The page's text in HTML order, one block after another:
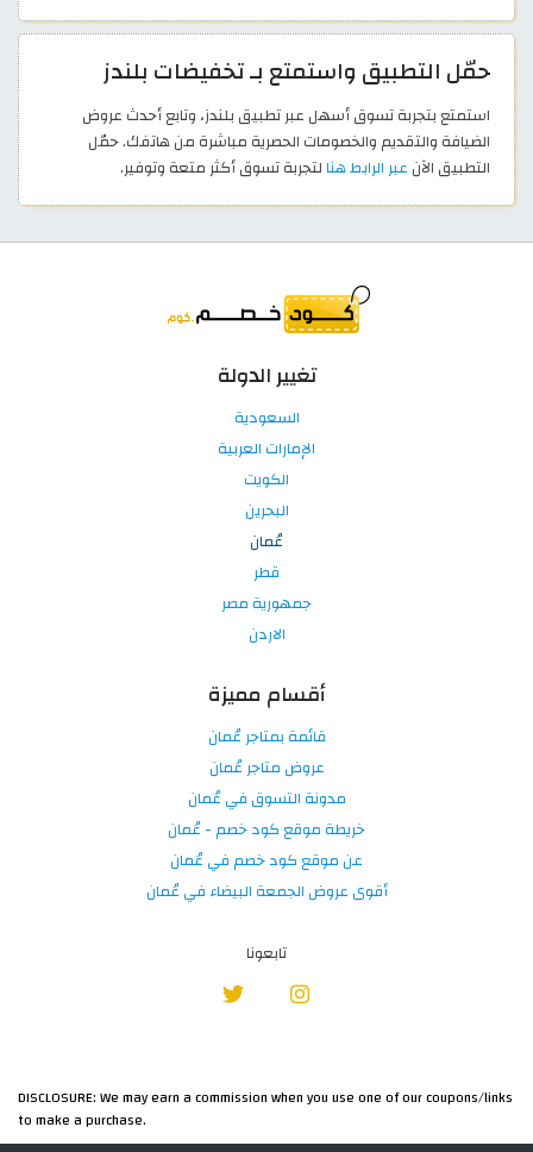
حمّل التطبيق واستمتع بـ تخفيضات بلندز
استمتع بتجربة تسوق أسهل عبر تطبيق بلندز، وتابع أحدث عروض
الضيافة والتقديم والخصومات الحصرية مباشرة من هاتفك. حمّل
التطبيق الآن عبر الرابط هنالتجربة تسوق أكثر متعة وتوفير.
تغيير الدولة
السعودية
الإمارات العربية
الكويت
البحرين
عُمان
قطر
جمهورية مصر
الاردن
أقسام مميزة
قائمة بمتاجر عُمان
عروض متاجر عُمان
مدونة التسوق في عُمان
خريطة موقع كود خصم - عُمان
عن موقع كود خصم في عُمان
أقوى عروض الجمعة البيضاء في عُمان
تابعونا
DISCLOSURE: We may earn a commission when you use one of our coupons/links
to make a purchase.